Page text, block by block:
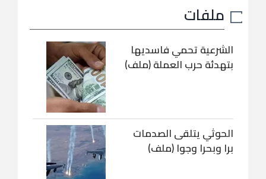
ملفات
الشرعية تحمي فاسديها
بتهدئة حرب العملة (ملف)
الحوثي يتلقى الصدمات
برا وبحرا وجوا (ملف)